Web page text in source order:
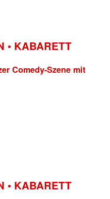
• KABARETT
Comedy-Szene mit
• KABARETT